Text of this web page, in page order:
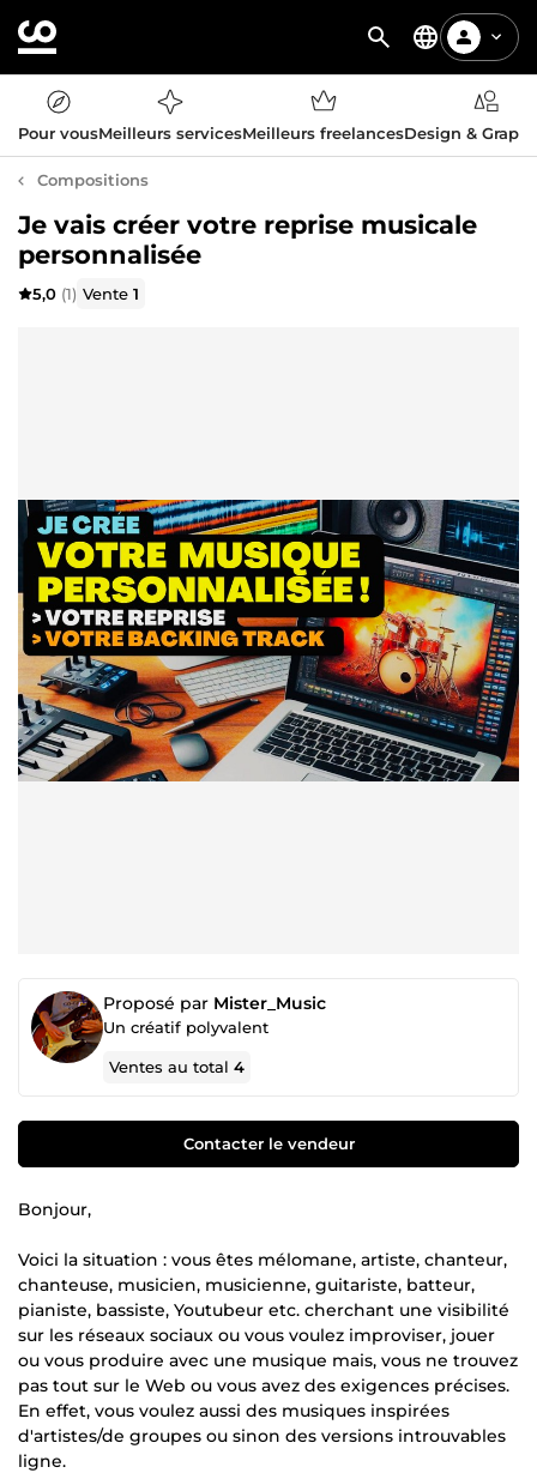
Pour vousMeilleurs servicesMeilleurs freelancesDesign &
Compositions
Je vais créer votre reprise musicale
personnalisée
5,0 (1) Vente1
Proposé par Mister_Music
Un créatif polyvalent
Ventes au total4
Contacter le vendeur
Bonjour,
Voici la situation : vous êtes mélomane, artiste, chanteur,
chanteuse, musicien, musicienne, guitariste, batteur,
pianiste, bassiste, Youtubeur etc. cherchant une visibilité
sur les réseaux sociaux ou vous voulez improviser, jouer
ou vous produire avec une musique mais, vous ne trouvez
pas tout sur le Web ou vous avez des exigences précises.
En effet, vous voulez aussi des musiques inspirées
d'artistes/de groupes ou sinon des versions introuvables
ligne.